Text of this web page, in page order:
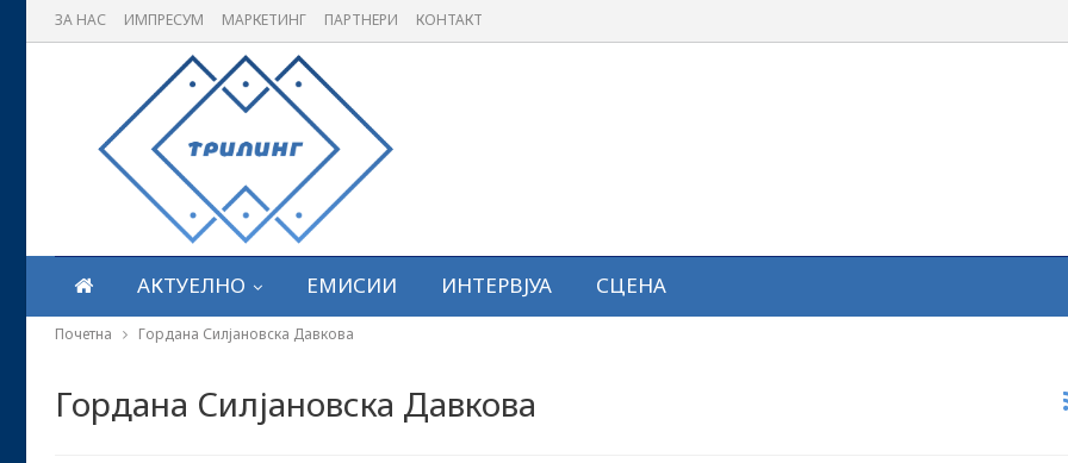
ЗА НАС ИМПРЕСУМ МАРКЕТИНГ ПАРТНЕРИ КОНТАКТ
АКТУЕЛНО ЕМИСИИ ИНТЕРВЈУА СЦЕНА
Почетна Гордана Силјановска Давкова
Гордана Силјановска Давкова